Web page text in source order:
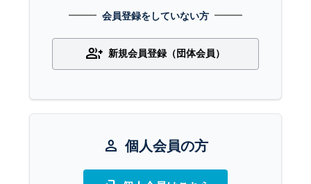
会員登録をしていない方
group_add 新規会員登録（団体会員）
person 個人会員の方